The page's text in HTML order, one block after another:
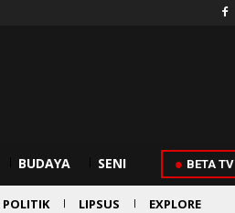
BUDAYA SENI BETA TV
POLITIK LIPSUS EXPLORE